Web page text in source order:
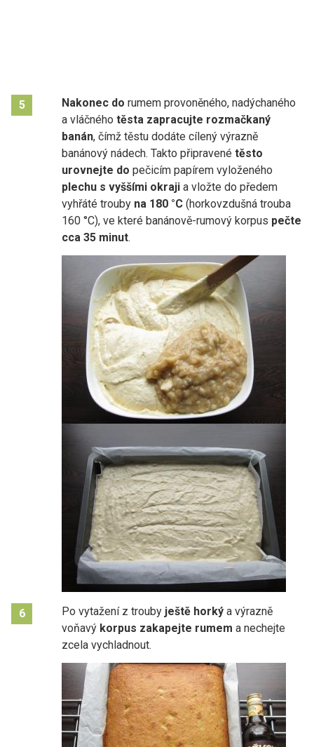
5 Nakonec do rumem provoněného, nadýchaného
a vláčného těsta zapracujte rozmačkaný
banán, čímž těstu dodáte cílený výrazně
banánový nádech. Takto připravené těsto
urovnejte do pečicím papírem vyloženého
plechu s vyššími okraji a vložte do předem
vyhřáté trouby na 180 °C (horkovzdušná trouba
160 °C), ve které banánově-rumový korpus pečte
cca 35 minut.
6 Po vytažení z trouby ještě horký a výrazně
voňavý korpus zakapejte rumem a nechejte
zcela vychladnout.